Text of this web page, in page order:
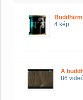
4 kép
A
86